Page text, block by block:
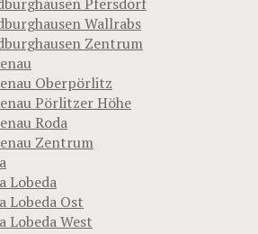
Wallrabs
Zentrum
Oberpörlitz
Pörlitzer Höhe
Roda
Zentrum
Lobeda
Lobeda Ost
Lobeda West